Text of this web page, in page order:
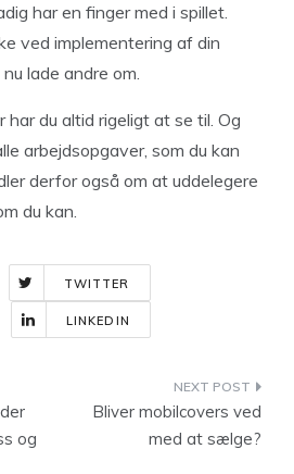
har en finger med i spillet.
ved implementering af din
lade andre om.
har du altid rigeligt at se til. Og
arbejdsopgaver, som du kan
derfor også om at uddelegere
du kan.
TWITTER
LINKEDIN
og
Bliver mobilcovers ved
med at sælge?